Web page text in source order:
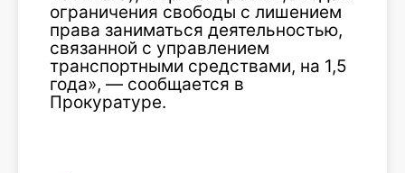
ограничения свободы с лишением
права заниматься деятельностью,
связанной с управлением
транспортными средствами, на 1,5
года», — сообщается в
Прокуратуре.